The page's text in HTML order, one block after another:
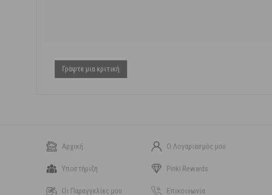
Γράψτε μια κριτική
Αρχική Ο Λογαριασμός μου
Υποστήριξη Pinki Rewards
Οι Παραγγελίες μου Επικοινωνία